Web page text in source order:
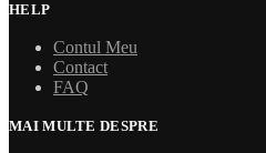
HELP
Contul Meu
Contact
FAQ
MAI MULTE DESPRE